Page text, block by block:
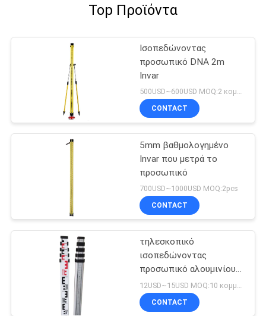
Top Προϊόντα
Ισοπεδώνοντας
προσωπικό DNA 2m
Invar
500USD~600USD MOQ:2 κομμάτια
CONTACT
5mm βαθμολογημένο
Invar που μετρά το
προσωπικό
700USD~1000USD MOQ:2pcs
CONTACT
τηλεσκοπικό
ισοπεδώνοντας
προσωπικό αλουμινίου
5m
12USD~15USD MOQ:10 κομμάτια
CONTACT